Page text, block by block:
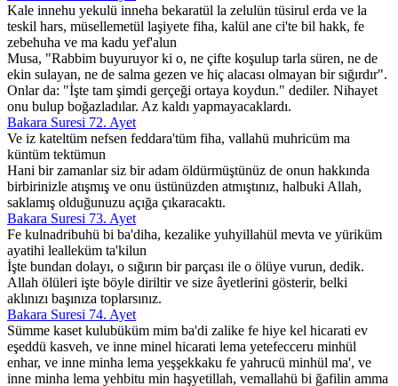
Kale innehu yekulü inneha bekaratül la zelulün tüsirul erda ve la
teskil hars, müsellemetül laşiyete fiha, kalül ane ci'te bil hakk, fe
zebehuha ve ma kadu yef'alun
Musa, "Rabbim buyuruyor ki o, ne çifte koşulup tarla süren, ne de
ekin sulayan, ne de salma gezen ve hiç alacası olmayan bir sığırdır".
Onlar da: "İşte tam şimdi gerçeği ortaya koydun." dediler. Nihayet
onu bulup boğazladılar. Az kaldı yapmayacaklardı.
Bakara Suresi 72. Ayet
Ve iz kateltüm nefsen feddara'tüm fiha, vallahü muhricüm ma
küntüm tektümun
Hani bir zamanlar siz bir adam öldürmüştünüz de onun hakkında
birbirinizle atışmış ve onu üstünüzden atmıştınız, halbuki Allah,
saklamış olduğunuzu açığa çıkaracaktı.
Bakara Suresi 73. Ayet
Fe kulnadribuhü bi ba'diha, kezalike yuhyillahül mevta ve yüriküm
ayatihi lealleküm ta'kilun
İşte bundan dolayı, o sığırın bir parçası ile o ölüye vurun, dedik.
Allah ölüleri işte böyle diriltir ve size âyetlerini gösterir, belki
aklınızı başınıza toplarsınız.
Bakara Suresi 74. Ayet
Sümme kaset kulubüküm mim ba'di zalike fe hiye kel hicarati ev
eşeddü kasveh, ve inne minel hicarati lema yetefecceru minhül
enhar, ve inne minha lema yeşşekkaku fe yahrucü minhül ma', ve
inne minha lema yehbitu min haşyetillah, vemallahü bi ğafilin amma